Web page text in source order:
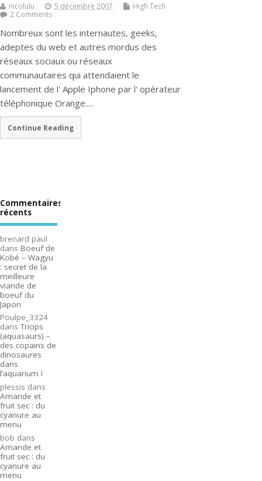
nicolulu 5 décembre 2007
High Tech
2 Comments
Nombreux sont les internautes, geeks,
adeptes du web et autres mordus des
réseaux sociaux ou réseaux
communautaires qui attendaient le
lancement de l' Apple Iphone par l' opérateur
téléphonique Orange.…
Continue Reading
Commentaires
récents
brenard paul
dans Boeuf de
Kobé – Wagyu
: secret de la
meilleure
viande de
boeuf du
Japon
Poulpe_3324
dansTriops
(aquasaurs) –
des copains de
dinosaures
dans
l’aquarium !
plessis dans
Amande et
fruit sec : du
cyanure au
menu
bob dans
Amande et
fruit sec : du
cyanure au
menu